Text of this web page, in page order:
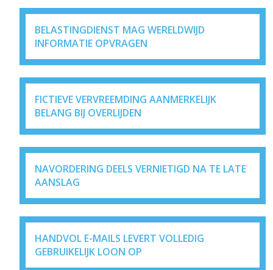
BELASTINGDIENST MAG WERELDWIJD
INFORMATIE OPVRAGEN
FICTIEVE VERVREEMDING AANMERKELIJK
BELANG BIJ OVERLIJDEN
NAVORDERING DEELS VERNIETIGD NA TE LATE
AANSLAG
HANDVOL E-MAILS LEVERT VOLLEDIG
GEBRUIKELIJK LOON OP